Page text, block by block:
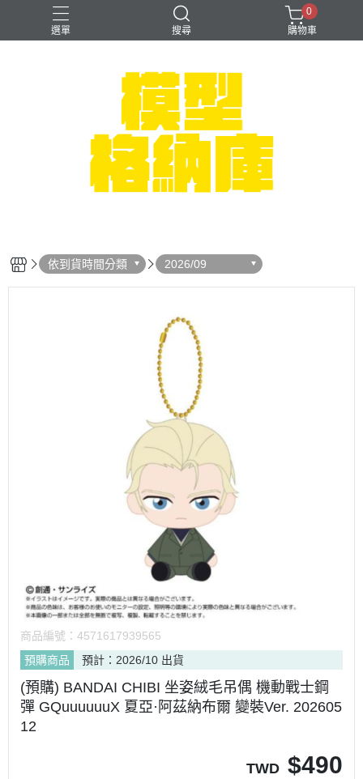
選單 搜尋
可以色色
崩壞：星穹鐵道
0
購物車
依到貨時間分類 2026/09
商品編號： 4571617939565
預購商品
預計：2026/10 出貨
(預購) BANDAI CHIBI 坐姿絨毛吊偶 機動戰士鋼
彈 GQuuuuuuX 夏亞·阿茲納布爾 變裝Ver. 202605
12
TWD $490